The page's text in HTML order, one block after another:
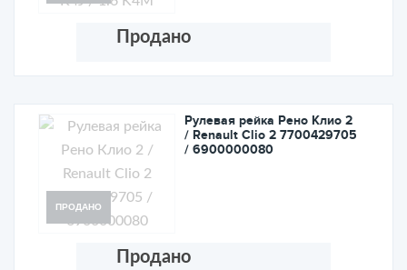
Продано
ПРОДАНО
Рулевая рейка Рено Клио 2
/ Renault Clio 2 7700429705
/ 6900000080
Продано